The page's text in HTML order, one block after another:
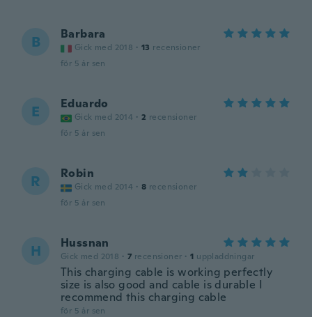
B Barbara
Gick med 2018 · 13 recensioner
för 5 år sen
E Eduardo
Gick med 2014 · 2 recensioner
för 5 år sen
R Robin
Gick med 2014 · 8 recensioner
för 5 år sen
H Hussnan
Gick med 2018 · 7 recensioner · 1 uppladdningar
This charging cable is working perfectly
size is also good and cable is durable I
recommend this charging cable
för 5 år sen